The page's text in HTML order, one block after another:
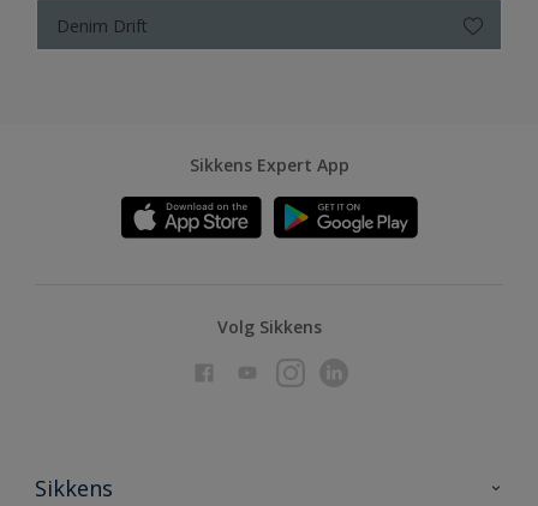
Denim Drift
Sikkens Expert App
Volg Sikkens
Sikkens